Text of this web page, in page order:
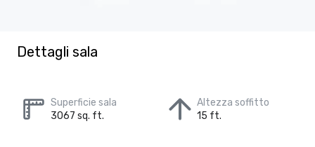
Dettagli sala
Superficie sala
3067 sq. ft.
Altezza soffitto
15 ft.